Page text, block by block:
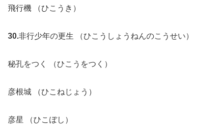
飛行機 （ひこうき）
30.非行少年の更生 （ひこうしょうねんのこうせい）
秘孔をつく （ひこうをつく）
彦根城 （ひこねじょう）
彦星 （ひこぼし）